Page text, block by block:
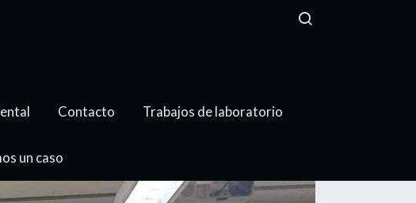
Contacto Trabajos de laboratorio
un caso